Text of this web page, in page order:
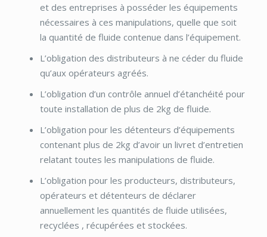
et des entreprises à posséder les équipements
nécessaires à ces manipulations, quelle que soit
la quantité de fluide contenue dans l’équipement.
L’obligation des distributeurs à ne céder du fluide
qu’aux opérateurs agréés.
L’obligation d’un contrôle annuel d’étanchéité pour
toute installation de plus de 2kg de fluide.
L’obligation pour les détenteurs d’équipements
contenant plus de 2kg d’avoir un livret d’entretien
relatant toutes les manipulations de fluide.
L’obligation pour les producteurs, distributeurs,
opérateurs et détenteurs de déclarer
annuellement les quantités de fluide utilisées,
recyclées , récupérées et stockées.